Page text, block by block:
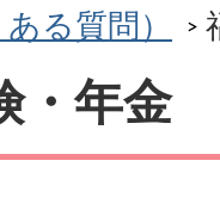
る質問）
・年金